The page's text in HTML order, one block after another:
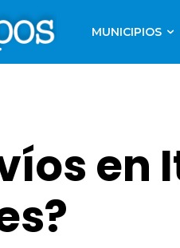
MUNICIPIOS
en